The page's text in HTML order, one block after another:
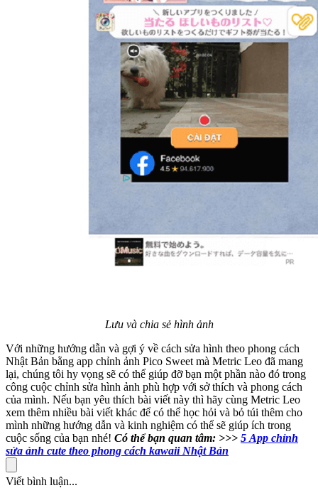
Lưu và chia sẻ hình ảnh
Với những hướng dẫn và gợi ý về cách sửa hình theo phong cách
Nhật Bản bằng app chỉnh ảnh Pico Sweet mà Metric Leo đã mang
lại, chúng tôi hy vọng sẽ có thể giúp đỡ bạn một phần nào đó trong
công cuộc chỉnh sửa hình ảnh phù hợp với sở thích và phong cách
của mình. Nếu bạn yêu thích bài viết này thì hãy cùng Metric Leo
xem thêm nhiều bài viết khác để có thể học hỏi và bỏ túi thêm cho
mình những hướng dẫn và kinh nghiệm có thể sẽ giúp ích trong
cuộc sống của bạn nhé! Có thể bạn quan tâm: >>> 5 App chỉnh
sửa ảnh cute theo phong cách kawaii Nhật Bản
Viết bình luận...